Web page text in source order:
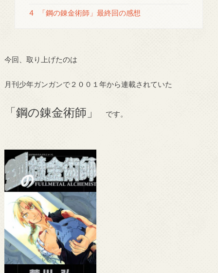
4 「鋼の錬金術師」最終回の感想
今回、取り上げたのは
月刊少年ガンガンで２００１年から連載されていた
「鋼の錬金術師」 です。